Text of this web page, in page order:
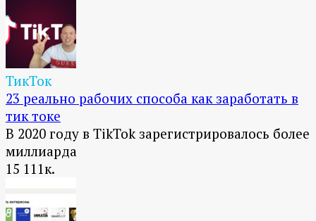
ТикТок
23 реально рабочих способа как заработать в
тик токе
В 2020 году в TikTok зарегистрировалось более
миллиарда
15 111к.